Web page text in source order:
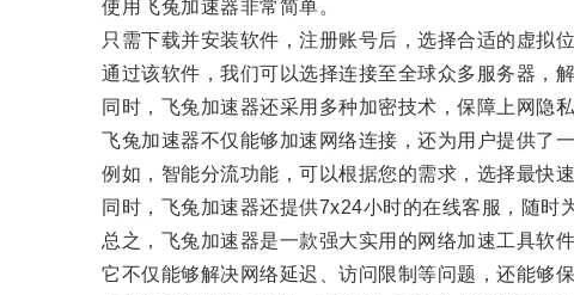
使用飞兔加速器非常简单。
只需下载并安装软件，注册账号后，选择合适的虚拟位
通过该软件，我们可以选择连接至全球众多服务器，解
同时，飞兔加速器还采用多种加密技术，保障上网隐私
飞兔加速器不仅能够加速网络连接，还为用户提供了一
例如，智能分流功能，可以根据您的需求，选择最快速
同时，飞兔加速器还提供7x24小时的在线客服，随时为
总之，飞兔加速器是一款强大实用的网络加速工具软件
它不仅能够解决网络延迟、访问限制等问题，还能够保